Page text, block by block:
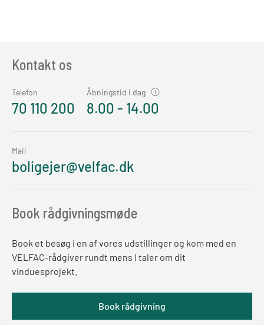
Kontakt os
Telefon
70 110 200
Åbningstid i dag
8.00 - 14.00
Mail
boligejer@velfac.dk
Book rådgivningsmøde
Book et besøg i en af vores udstillinger og kom med en
VELFAC-rådgiver rundt mens I taler om dit
vinduesprojekt.
Book rådgivning